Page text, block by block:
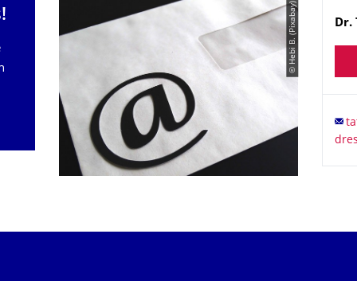
© Hebi B. (Pixabay) Dr.